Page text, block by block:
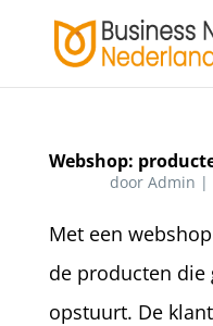
Webshop:
doorAdmin |
Met een
de producten die
opstuurt. De